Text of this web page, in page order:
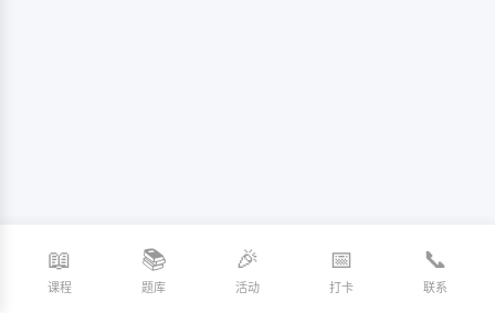
📖
课程
📚
题库
🎉
活动
📅
打卡
📞
联系